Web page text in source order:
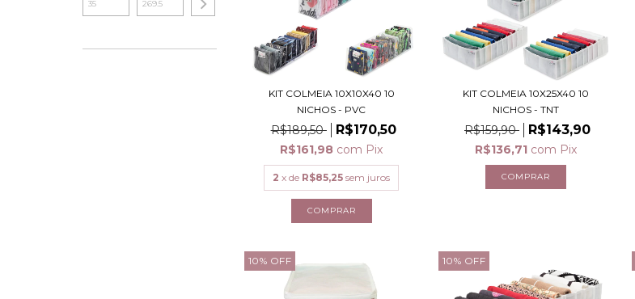
KIT COLMEIA 10X10X40 10
NICHOS - PVC
R$189,50 R$170,50
R$161,98 com Pix
2 x de R$85,25 sem juros
KIT COLMEIA 10X25X40 10
NICHOS - TNT
R$159,90 R$143,90
R$136,71 com Pix
10% OFF 10% OFF